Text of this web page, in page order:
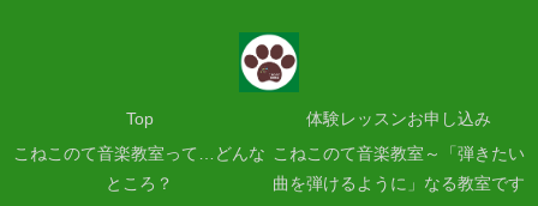
Top
体験レッスンお申し込み
こねこのて音楽教室って…どんな
ところ？
こねこのて音楽教室～「弾きたい
曲を弾けるように」なる教室です